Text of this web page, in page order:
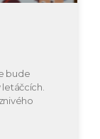
bude
letáčcích.